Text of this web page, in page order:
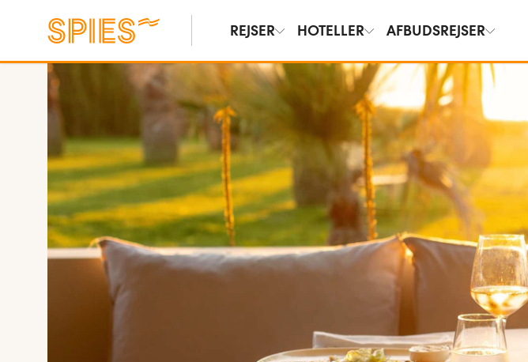
REJSER HOTELLER AFBUDSREJSER